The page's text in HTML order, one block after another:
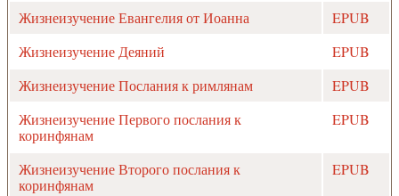
Жизнеизучение Евангелия от Иоанна
EPUB
Жизнеизучение Деяний
EPUB
Жизнеизучение Послания к римлянам
EPUB
Жизнеизучение Первого послания к
коринфянам
EPUB
Жизнеизучение Второго послания к
коринфянам
EPUB